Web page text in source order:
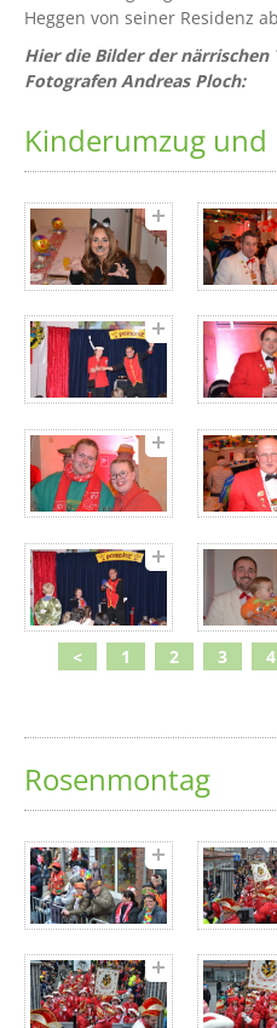
Heggen von seiner Residenz
Hier die Bilder der närrischen
Fotografen Andreas Ploch:
Kinderumzug und
< 1 2 3 4
Rosenmontag